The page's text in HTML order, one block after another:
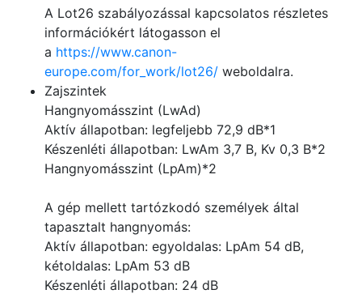
A Lot26 szabályozással kapcsolatos részletes
információkért látogasson el
a https://www.canon-
europe.com/for_work/lot26/ weboldalra.
Zajszintek
Hangnyomásszint (LwAd)
Aktív állapotban: legfeljebb 72,9 dB*1
Készenléti állapotban: LwAm 3,7 B, Kv 0,3 B*2
Hangnyomásszint (LpAm)*2
A gép mellett tartózkodó személyek által
tapasztalt hangnyomás:
Aktív állapotban: egyoldalas: LpAm 54 dB,
kétoldalas: LpAm 53 dB
Készenléti állapotban: 24 dB